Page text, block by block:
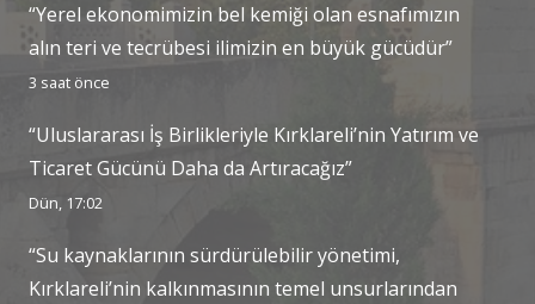
“Yerel ekonomimizin bel kemiği olan esnafımızın
alın teri ve tecrübesi ilimizin en büyük gücüdür”
3 saat önce
“Uluslararası İş Birlikleriyle Kırklareli’nin Yatırım ve
Ticaret Gücünü Daha da Artıracağız”
Dün, 17:02
“Su kaynaklarının sürdürülebilir yönetimi,
Kırklareli’nin kalkınmasının temel unsurlarından